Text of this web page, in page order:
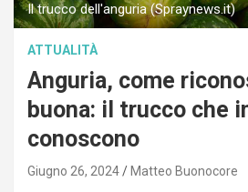
Il trucco dell'anguria (Spraynews.it)
ATTUALITÀ
Anguria, come
buona: il trucco che
conoscono
Giugno 26, 2024 Matteo Buonocore